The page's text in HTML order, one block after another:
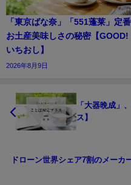
「東京ばな奈」「551蓬莱」定番
お土産美味しさの秘密【GOOD!
いちおし】
2026年8月9日
「大器晩成」
ス】
ドローン世界シェア7割のメーカ